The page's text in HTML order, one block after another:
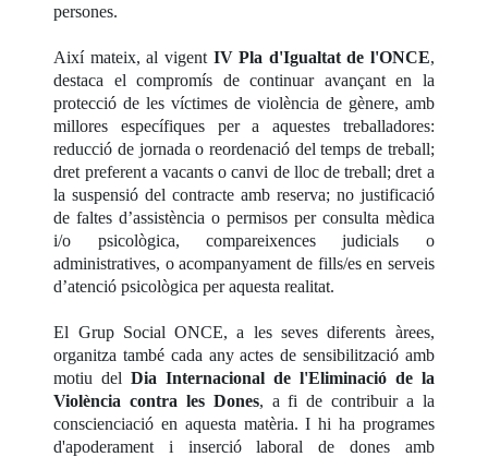
persones.
Així mateix, al vigent IV Pla d'Igualtat de l'ONCE,
destaca el compromís de continuar avançant en la
protecció de les víctimes de violència de gènere, amb
millores específiques per a aquestes treballadores:
reducció de jornada o reordenació del temps de treball;
dret preferent a vacants o canvi de lloc de treball; dret a
la suspensió del contracte amb reserva; no justificació
de faltes d’assistència o permisos per consulta mèdica
i/o psicològica, compareixences judicials o
administratives, o acompanyament de fills/es en serveis
d’atenció psicològica per aquesta realitat.
El Grup Social ONCE, a les seves diferents àrees,
organitza també cada any actes de sensibilització amb
motiu delDia Internacional de l'Eliminació de la
Violència contra les Dones, a fi de contribuir a la
conscienciació en aquesta matèria. I hi ha programes
d'apoderament i inserció laboral de dones amb